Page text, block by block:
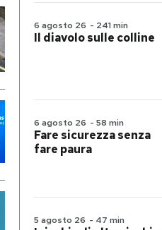
6 agosto 26 - 241 min
Il diavolo sulle colline
6 agosto 26 - 58 min
Fare sicurezza senza
fare paura
5 agosto 26 - 47 min